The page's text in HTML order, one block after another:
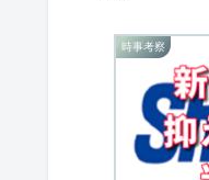
時事考察